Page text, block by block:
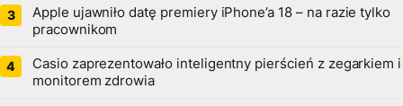
Apple ujawniło datę premiery iPhone’a 18 – na razie tylko
pracownikom
Casio zaprezentowało inteligentny pierścień z zegarkiem i
monitorem zdrowia